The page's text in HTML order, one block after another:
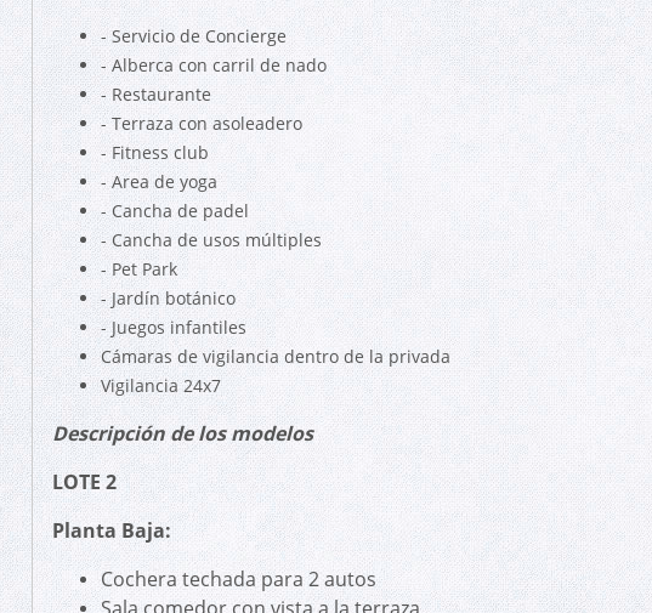
- Servicio de Concierge
- Alberca con carril de nado
- Restaurante
- Terraza con asoleadero
- Fitness club
- Area de yoga
- Cancha de padel
- Cancha de usos múltiples
- Pet Park
- Jardín botánico
- Juegos infantiles
Cámaras de vigilancia dentro de la privada
Vigilancia 24x7
Descripción de los modelos
LOTE 2
Planta Baja:
Cochera techada para 2 autos